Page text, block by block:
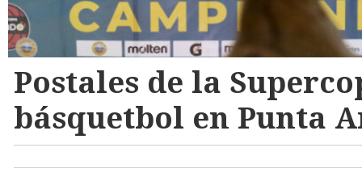
Postales de la
básquetbol en Punta